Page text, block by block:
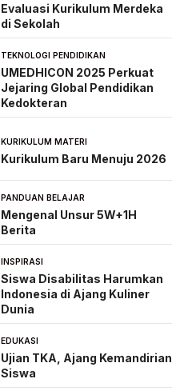
Evaluasi Kurikulum Merdeka
di Sekolah
TEKNOLOGI PENDIDIKAN
UMEDHICON 2025 Perkuat
Jejaring Global Pendidikan
Kedokteran
KURIKULUM MATERI
Kurikulum Baru Menuju 2026
PANDUAN BELAJAR
Mengenal Unsur 5W+1H
Berita
INSPIRASI
Siswa Disabilitas Harumkan
Indonesia di Ajang Kuliner
Dunia
EDUKASI
Ujian TKA, Ajang Kemandirian
Siswa